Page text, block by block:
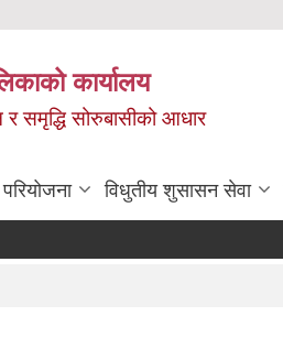
कार्यालय
र समृद्धि सोरुबासीको आधार
विधुतीय शुसासन सेवा